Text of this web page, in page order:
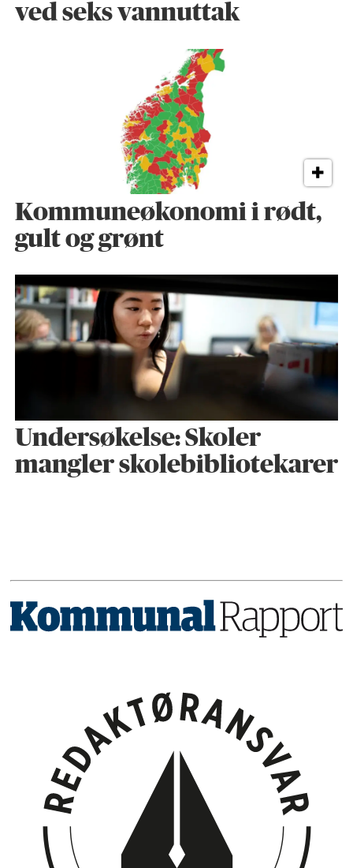
ved seks vannuttak
Kommuneøkonomi i rødt,
gult og grønt
Undersøkelse: Skoler
mangler skolebibliotekarer